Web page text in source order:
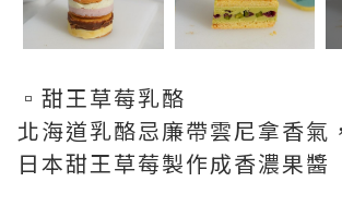
▫️甜王草莓乳酪
北海道乳酪忌廉帶雲尼拿香氣
日本甜王草莓製作成香濃果醬